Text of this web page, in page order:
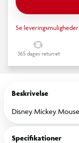
Se leveringsmuligheder
365 dages returret
Beskrivelse
Disney Mickey
Specifikationer